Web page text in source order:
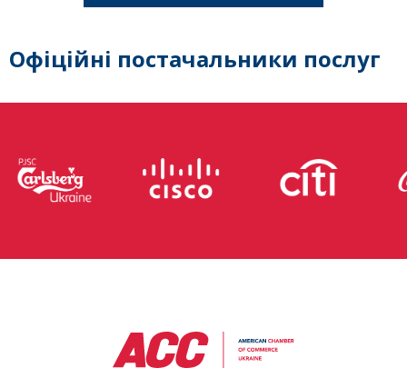
Офіційні постачальники послуг